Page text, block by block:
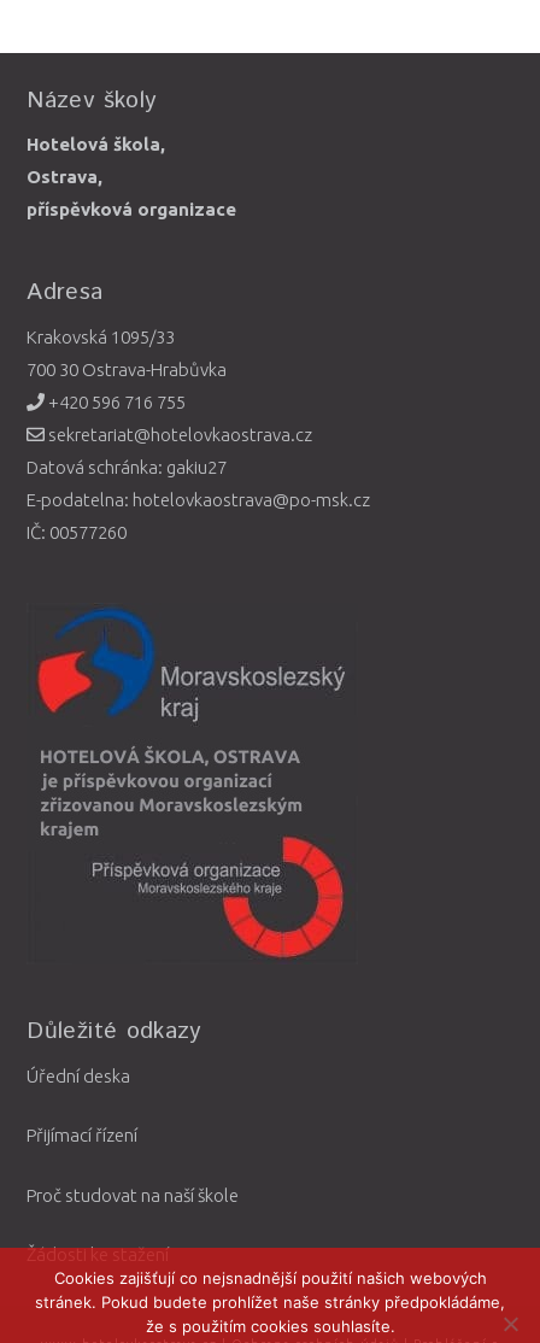
Název školy
Hotelová škola,
Ostrava,
příspěvková organizace
Adresa
Krakovská 1095/33
700 30 Ostrava-Hrabůvka
+420 596 716 755
sekretariat@hotelovkaostrava.cz
Datová schránka: gakiu27
E-podatelna: hotelovkaostrava@po-msk.cz
IČ: 00577260
Důležité odkazy
Úřední deska
Přijímací řízení
Proč studovat na naší škole
Žádosti ke stažení
Cookies zajišťují co nejsnadnější použití našich webových
stránek. Pokud budete prohlížet naše stránky předpokládáme,
že s použitím cookies souhlasíte.